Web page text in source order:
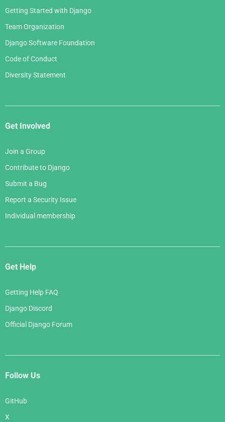
Getting Started with Django
Team Organization
Django Software Foundation
Code of Conduct
Diversity Statement
Get Involved
Join a Group
Contribute to Django
Submit a Bug
Report a Security Issue
Individual membership
Get Help
Getting Help FAQ
Django Discord
Official Django Forum
Follow Us
GitHub
X